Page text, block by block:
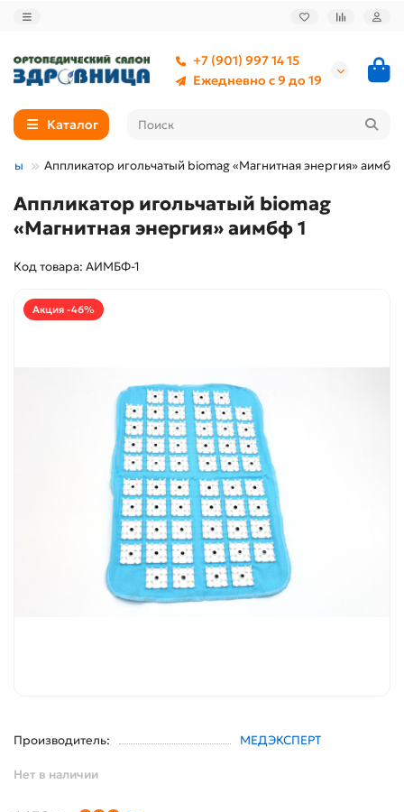
+7 (901) 997 14 15
Ежедневно с 9 до 19
Каталог
Аппликатор игольчатый biomag «Магнитная энергия» аимбф
Аппликатор игольчатый biomag
«Магнитная энергия» аимбф 1
Код товара: АИМБФ-1
Акция -46%
Производитель: МЕДЭКСПЕРТ
Нет в наличии